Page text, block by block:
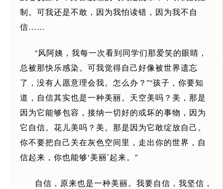
制。可我还是不敢，因为我怕读错，因为我不自
信……
“风阿姨，我每一次看到同学们那爱笑的眼睛，
总被那快乐感染。可我觉得自己好像被世界遗忘
了，没有人愿意理会我。怎么办？”“孩子，你要知
道，自信其实也是一种美丽。天空美吗？美，那是
因为它能够包容，接纳一切好的或坏的事物，因为
它自信。花儿美吗？美。那是因为它敢绽放自己。
你不要把自己关在灰色空间里，走出你的世界，自
信起来，你也能够‘美丽’起来。”
自信，原来也是一种美丽。我要自信，我坚信，